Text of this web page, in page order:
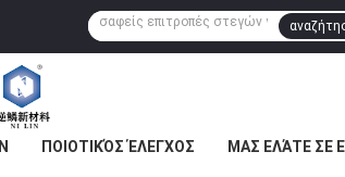
ΠΟΙΟΤΙΚΌΣ ΈΛΕΓΧΟΣ ΜΑΣ ΕΛΆΤΕ ΣΕ